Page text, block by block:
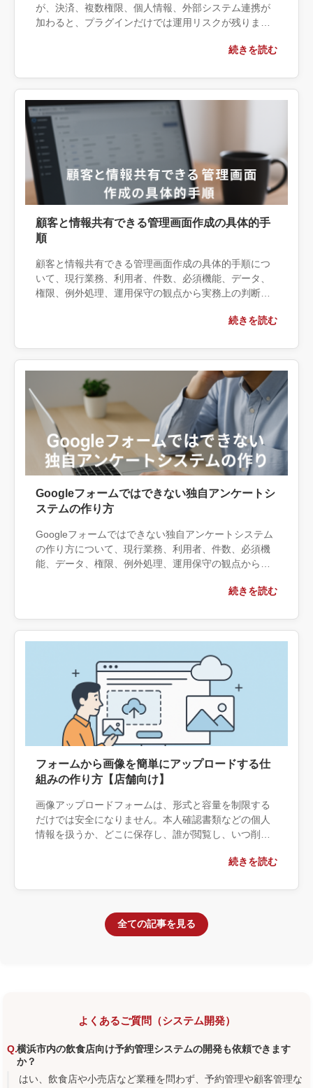
が、決済、複数権限、個人情報、外部システム連携が
加わると、プラグインだけでは運用リスクが残りま
界と、本番前に決める保守・バックアップ・退会時削
続きを読む
顧客と情報共有できる管理画面作成の具体的手
順
顧客と情報共有できる管理画面作成の具体的手順につ
いて、現行業務、利用者、件数、必須機能、データ、
権限、例外処理、運用保守の観点から実務上の判断材
する条件、相談前に用意する情報、依頼後に確認すべ
続きを読む
Googleフォームではできない独自アンケートシ
ステムの作り方
Googleフォームではできない独自アンケートシステム
の作り方について、現行業務、利用者、件数、必須機
能、データ、権限、例外処理、運用保守の観点から実
と外部へ相談する条件、相談前に用意する情報、依頼
続きを読む
フォームから画像を簡単にアップロードする仕
組みの作り方【店舗向け】
画像アップロードフォームは、形式と容量を制限する
だけでは安全になりません。本人確認書類などの個人
情報を扱うか、どこに保存し、誰が閲覧し、いつ削除
ウド保存・個別開発の境界と、安全に運用するための
続きを読む
全ての記事を見る
よくあるご質問（システム開発）
横浜市内の飲食店向け予約管理システムの開発も依頼できます
か？
はい、飲食店や小売店など業種を問わず、予約管理や顧客管理な